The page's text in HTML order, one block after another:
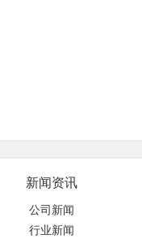
新闻资讯
公司新闻
行业新闻